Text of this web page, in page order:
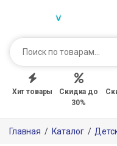
Хит товары
Скидка до
30%
Главная / Каталог /